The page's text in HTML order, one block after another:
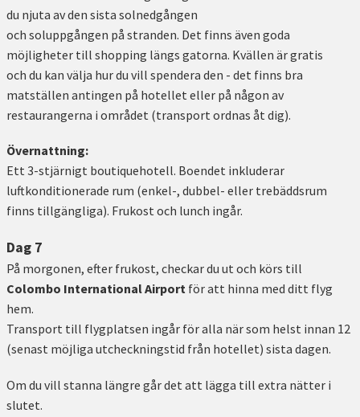
du njuta av den sista solnedgången
och soluppgången på stranden. Det finns även goda
möjligheter till shopping längs gatorna. Kvällen är gratis
och du kan välja hur du vill spendera den - det finns bra
matställen antingen på hotellet eller på någon av
restaurangerna i området (transport ordnas åt dig).
Övernattning:
Ett 3-stjärnigt boutiquehotell. Boendet inkluderar
luftkonditionerade rum (enkel-, dubbel- eller trebäddsrum
finns tillgängliga). Frukost och lunch ingår.
Dag 7
På morgonen, efter frukost, checkar du ut och körs till
Colombo International Airport för att hinna med ditt flyg
hem.
Transport till flygplatsen ingår för alla när som helst innan 12
(senast möjliga utcheckningstid från hotellet) sista dagen.
Om du vill stanna längre går det att lägga till extra nätter i
slutet.